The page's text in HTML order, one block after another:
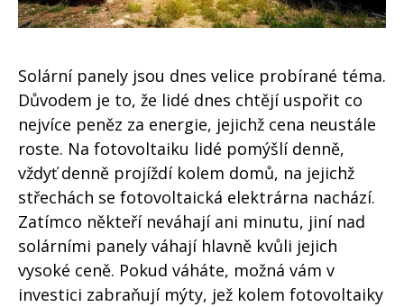
Solární panely jsou dnes velice probírané téma.
Důvodem je to, že lidé dnes chtějí uspořit co
nejvíce peněz za energie, jejichž cena neustále
roste. Na fotovoltaiku lidé pomýšlí denně,
vždyť denně projíždí kolem domů, na jejichž
střechách se fotovoltaická elektrárna nachází.
Zatímco někteří neváhají ani minutu, jiní nad
solárními panely váhají hlavně kvůli jejich
vysoké ceně. Pokud váháte, možná vám v
investici zabraňují mýty, jež kolem fotovoltaiky